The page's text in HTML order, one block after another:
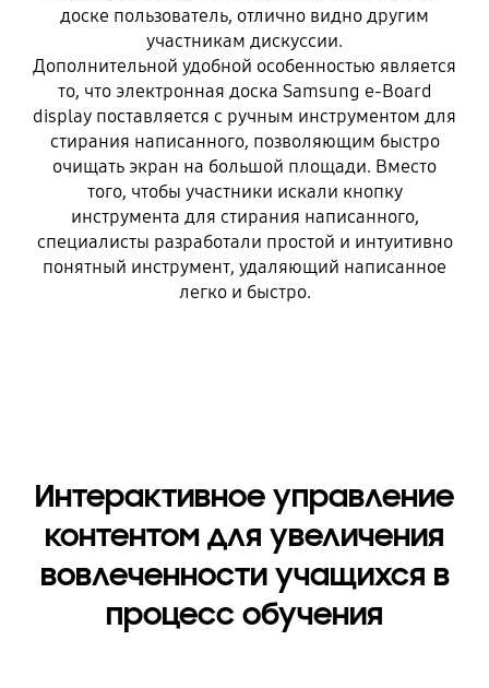
доске пользователь, отлично видно другим
участникам дискуссии.
Дополнительной удобной особенностью является
то, что электронная доска Samsung e-Board
display поставляется с ручным инструментом для
стирания написанного, позволяющим быстро
очищать экран на большой площади. Вместо
того, чтобы участники искали кнопку
инструмента для стирания написанного,
специалисты разработали простой и интуитивно
понятный инструмент, удаляющий написанное
легко и быстро.
Интерактивное управление
контентом для увеличения
вовлеченности учащихся в
процесс обучения